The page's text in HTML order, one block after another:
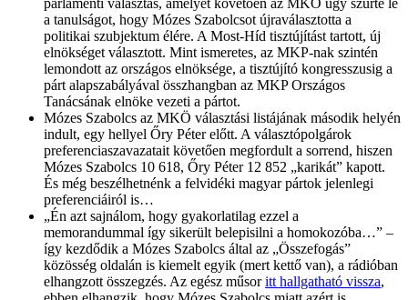
a tanulságot, hogy Mózes Szabolcsot újraválasztotta a
politikai szubjektum élére. A Most-Híd tisztújítást tartott, új
elnökséget választott. Mint ismeretes, az MKP-nak szintén
lemondott az országos elnöksége, a tisztújító kongresszusig a
párt alapszabályával összhangban az MKP Országos
Tanácsának elnöke vezeti a pártot.
Mózes Szabolcs az MKÖ választási listájának második helyén
indult, egy hellyel Őry Péter előtt. A választópolgárok
preferenciaszavazatait követően megfordult a sorrend, hiszen
Mózes Szabolcs 10 618, Őry Péter 12 852 „karikát” kapott.
És még beszélhetnénk a felvidéki magyar pártok jelenlegi
preferenciáiról is…
„Én azt sajnálom, hogy gyakorlatilag ezzel a
memorandummal így sikerült belepisilni a homokozóba…” –
így kezdődik a Mózes Szabolcs által az „Összefogás”
közösség oldalán is kiemelt egyik (mert kettő van), a rádióban
elhangzott összegzés. Az egész műsoritt hallgatható vissza,